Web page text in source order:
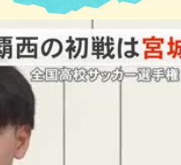
自然
和食・日本料理
沖縄そば